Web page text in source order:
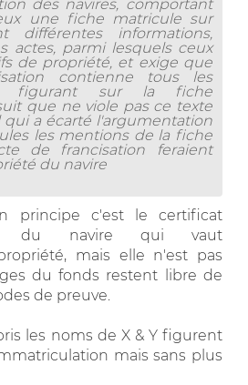
des navires, comportant
une fiche matricule sur
différentes informations,
actes, parmi lesquels ceux
de propriété, et exige que
contienne tous les
figurant sur la fiche
que ne viole pas ce texte
a écarté l'argumentation
les mentions de la fiche
de francisation feraient
du navire
principe c'est le certificat
du navire qui vaut
mais elle n'est pas
du fonds restent libre de
de preuve.
les noms de X & Y figurent
mais sans plus